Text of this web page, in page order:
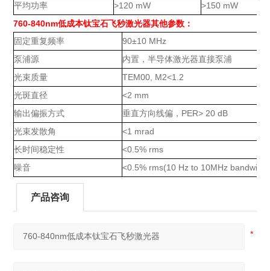
平均功率
>120 mW >150 mW
760-840nm低成本钛宝石飞秒激光器其他参数：
固定重复频率
90±10 MHz
泵浦源
内置，半导体激光器直接泵浦
光束质量
TEM00, M2<1.2
光斑直径
<2 mm
输出偏振方式
垂直方向线偏， PER> 20 dB
光束发散角
<1 mrad
长时间稳定性
<0.5% rms
噪音
<0.5% rms(10 Hz to 10MHz
产品咨询